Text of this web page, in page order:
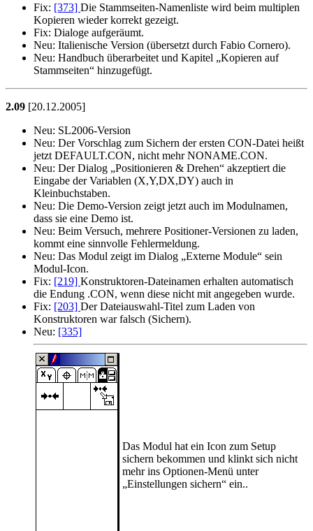
Fix: [373] Die Stammseiten-Namenliste wird beim multiplen
Kopieren wieder korrekt gezeigt.
Fix: Dialoge aufgeräumt.
Neu: Italienische Version (übersetzt durch Fabio Cornero).
Neu: Handbuch überarbeitet und Kapitel
Kopieren auf
Stammseiten
hinzugefügt.
2.09 [20.12.2005]
Neu: SL2006-Version
Neu: Der Vorschlag zum Sichern der ersten CON-Datei heißt
jetzt DEFAULT.CON, nicht mehr NONAME.CON.
Neu: Der Dialog Positionieren & Drehen
akzeptiert die
Eingabe der Variablen (X,Y,DX,DY) auch in
Kleinbuchstaben.
Neu: Die Demo-Version zeigt jetzt auch im Modulnamen,
dass sie eine Demo ist.
Neu: Beim Versuch, mehrere Positioner-Versionen zu laden,
kommt eine sinnvolle Fehlermeldung.
Neu: Das Modul zeigt im Dialog Externe Module
sein
Modul-Icon.
Fix: [219] Konstruktoren-Dateinamen erhalten automatisch
die Endung .CON, wenn diese nicht mit angegeben wurde.
Fix: [203] Der Dateiauswahl-Titel zum Laden von
Konstruktoren war falsch (Sichern).
Neu: [335]
Das Modul hat ein Icon zum Setup
sichern bekommen und klinkt sich nicht
mehr ins Optionen-Menü unter
Einstellungen sichern
ein..